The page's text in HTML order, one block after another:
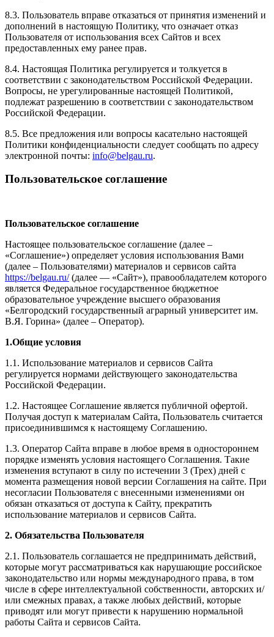
8.3. Пользователь вправе отказаться от принятия изменений и
дополнений в настоящую Политику, что означает отказ
Пользователя от использования всех Сайтов и всех
предоставленных ему ранее прав.
8.4. Настоящая Политика регулируется и толкуется в
соответствии с законодательством Российской Федерации.
Вопросы, не урегулированные настоящей Политикой,
подлежат разрешению в соответствии с законодательством
Российской Федерации.
8.5. Все предложения или вопросы касательно настоящей
Политики конфиденциальности следует сообщать по адресу
электронной почты: info@belgau.ru.
Пользовательское соглашение
Пользовательское соглашение
Настоящее пользовательское соглашение (далее –
«Соглашение») определяет условия использования Вами
(далее – Пользователями) материалов и сервисов сайта
https://belgau.ru/(далее — «Сайт»), правообладателем которого
является Федеральное государственное бюджетное
образовательное учреждение высшего образования
«Белгородский государственный аграрный университет им.
В.Я. Горина» (далее – Оператор).
1.Общие условия
1.1. Использование материалов и сервисов Сайта
регулируется нормами действующего законодательства
Российской Федерации.
1.2. Настоящее Соглашение является публичной офертой.
Получая доступ к материалам Сайта, Пользователь считается
присоединившимся к настоящему Соглашению.
1.3. Оператор Сайта вправе в любое время в одностороннем
порядке изменять условия настоящего Соглашения. Такие
изменения вступают в силу по истечении 3 (Трех) дней с
момента размещения новой версии Соглашения на сайте. При
несогласии Пользователя с внесенными изменениями он
обязан отказаться от доступа к Сайту, прекратить
использование материалов и сервисов Сайта.
2. Обязательства Пользователя
2.1. Пользователь соглашается не предпринимать действий,
которые могут рассматриваться как нарушающие российское
законодательство или нормы международного права, в том
числе в сфере интеллектуальной собственности, авторских и/
или смежных правах, а также любых действий, которые
приводят или могут привести к нарушению нормальной
работы Сайта и сервисов Сайта.